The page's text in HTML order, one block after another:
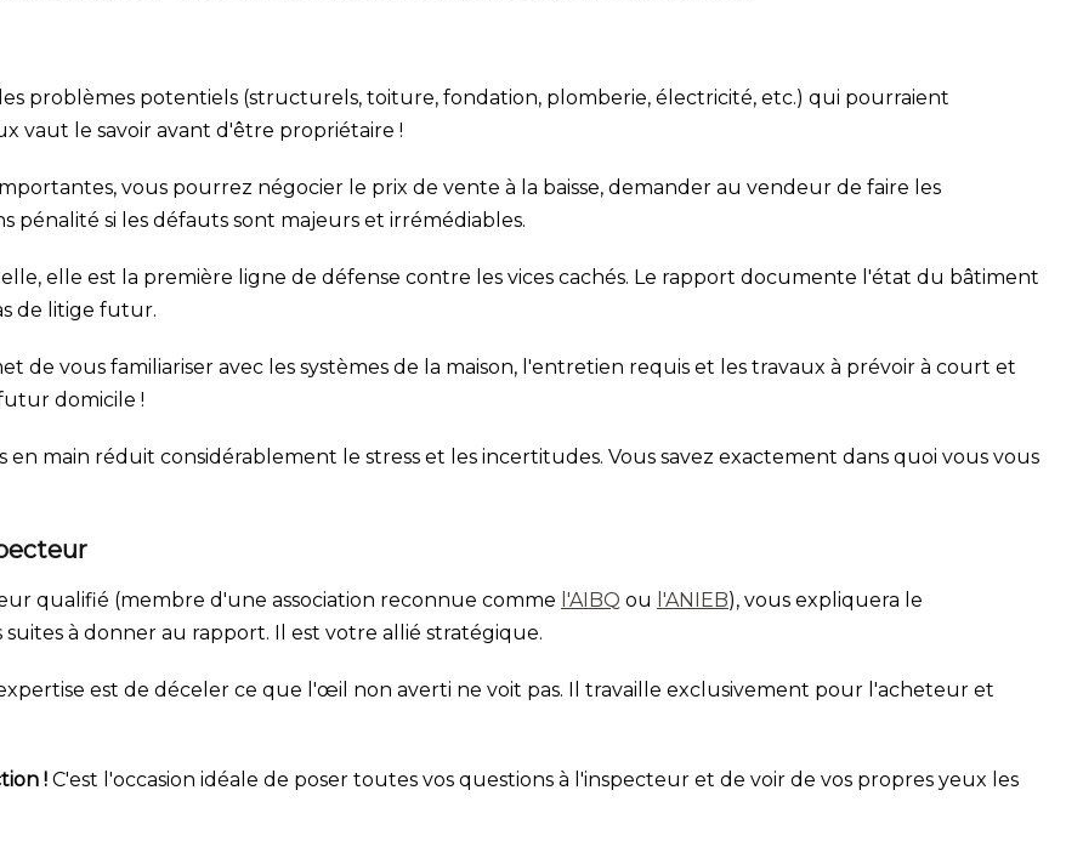
problèmes potentiels (structurels, toiture, fondation, plomberie, électricité, etc.) qui pourraient
vaut le savoir avant d'être propriétaire !
vous pourrez négocier le prix de vente à la baisse, demander au vendeur de faire les
pénalité si les défauts sont majeurs et irrémédiables.
elle est la première ligne de défense contre les vices cachés. Le rapport documente l'état du bâtiment
de litige futur.
de vous familiariser avec les systèmes de la maison, l'entretien requis et les travaux à prévoir à court et
domicile !
main réduit considérablement le stress et les incertitudes. Vous savez exactement dans quoi vous vous
qualifié (membre d'une association reconnue comme l'AIBQ ou l'ANIEB), vous expliquera le
à donner au rapport. Il est votre allié stratégique.
est de déceler ce que l'œil non averti ne voit pas. Il travaille exclusivement pour l'acheteur et
! C'est l'occasion idéale de poser toutes vos questions à l'inspecteur et de voir de vos propres yeux les